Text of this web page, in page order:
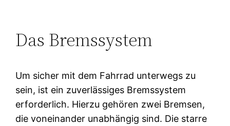
Das Bremssystem
Um sicher mit dem Fahrrad unterwegs zu
sein, ist ein zuverlässiges Bremssystem
erforderlich. Hierzu gehören zwei Bremsen,
die voneinander unabhängig sind. Die starre